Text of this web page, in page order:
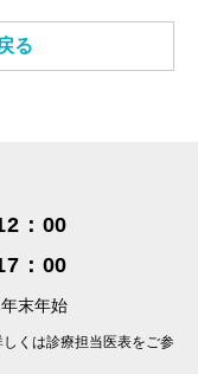
る
：00
：00
末年始
くは診療担当医表をご参